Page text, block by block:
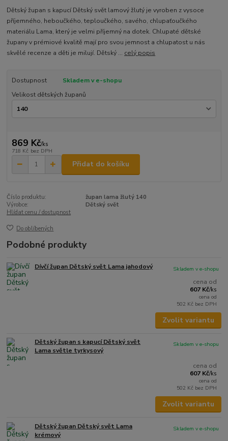
Dětský župan s kapucí Dětský svět lamový žlutý je vyroben z vysoce
příjemného, heboučkého, teploučkého, savého, chlupaťoučkého
materiálu Lama, který je velmi příjemný na dotek. Chlupaté dětské
župany v prémiové kvalitě mají pro svou jemnost a chlupatost u nás
skvělé recenze a děti je milují. Dětský ... celý popis
Dostupnost
Skladem v e-shopu
Velikost dětských županů
869 Kč/ks
718 Kč bez DPH
Přidat do košíku
Číslo produktu:
župan lama žlutý 140
Výrobce:
Dětský svět
Hlídat cenu / dostupnost
Do oblíbených
Podobné produkty
Dívčí župan Dětský svět Lama jahodový
cena od
607 Kč/ks
cena od
502 Kč bez DPH
Skladem v e-shopu
Zvolit variantu
Dětský župan s kapucí Dětský svět
Lama světle tyrkysový
cena od
607 Kč/ks
cena od
502 Kč bez DPH
Skladem v e-shopu
Zvolit variantu
Dětský župan Dětský svět Lama
krémový
Skladem v e-shopu